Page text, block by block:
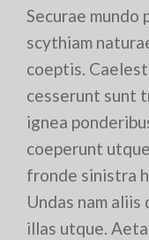
Securae mundo
scythiam
coeptis.
cesserunt sunt
ignea
coeperunt
fronde sinistra
Undas nam
illas utque.